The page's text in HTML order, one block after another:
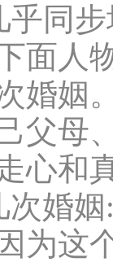
乎同
面人
婚姻
父母
心
婚
为这